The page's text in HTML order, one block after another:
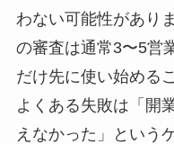
わない可能性があり
の審査は通常3〜5営
だけ先に使い始める
よくある失敗は「開
えなかった」という